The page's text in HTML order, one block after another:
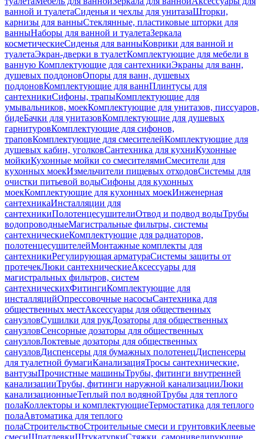
ванной и туалетаСиденья и чехлы для унитазаШторки,
карнизы для ванныСтеклянные, пластиковые шторки для
ванныНаборы для ванной и туалетаЗеркала
косметическиеСиденья для ванныКоврики для ванной и
туалетаЭкран-дверки в туалетКомплектующие для мебели в
ванную Комплектующие для сантехникиЭкраны для ванн,
душевых поддоновОпоры для ванн, душевых
поддоновКомплектующие для ваннПлинтусы для
сантехникиСифоны, трапыКомплектующие для
умывальников, моекКомплектующие для унитазов, писсуаров,
бидеБачки для унитазовКомплектующие для душевых
гарнитуровКомплектующие для сифонов,
траповКомплектующие для смесителейКомплектующие для
душевых кабин, уголковСантехника для кухниКухонные
мойкиКухонные мойки со смесителямиСмесители для
кухонных моекИзмельчители пищевых отходовСистемы для
очистки питьевой водыСифоны для кухонных
моекКомплектующие для кухонных моекИнженерная
сантехникаИнсталляции для
сантехникиПолотенцесушителиОтвод и подвод водыТрубы
водопроводныеМагистральные фильтры, системы
сантехническиеКомплектующие для радиаторов,
полотенцесушителейМонтажные комплекты для
сантехникиРегулирующая арматураСистемы защиты от
протечекЛюки сантехническиеАксессуары для
магистральных фильтров, систем
сантехническихФитингиКомплектующие для
инсталляцийОпрессовочные насосыСантехника для
общественных местАксессуары для общественных
санузловСушилки для рукДозаторы для общественных
санузловСенсорные дозаторы для общественных
санузловЛоктевые дозаторы для общественных
санузловДиспенсеры для бумажных полотенецДиспенсеры
для туалетной бумагиКанализацияТросы сантехнические,
вантузыПрочистные машиныТрубы, фитинги внутренней
канализацииТрубы, фитинги наружной канализацииЛюки
канализационныеТеплый пол водянойТрубы для теплого
полаКоллекторы и комплектующиеТермостатика для теплого
полаАвтоматика для теплого
полаСтроительствоСтроительные смеси и грунтовкиКлеевые
смесиШпатлевкиШтукатуркиСтяжки, самонивелирующие